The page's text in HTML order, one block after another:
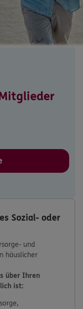
Sozial- oder
und
häuslicher
über Ihren
ist: